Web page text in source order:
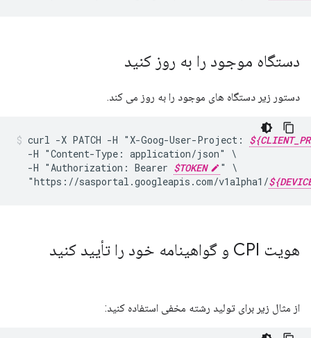
دستگاه موجود را به روز کنید
دستور زیر دستگاه های موجود را به روز می کند.
curl -X PATCH -H "X-Goog-User-Project:
-H "Content-Type: application/json"
-H "Authorization: Bearer $TOKEN "
"https://sasportal.googleapis.com/v1alpha1/
هویت CPI و گواهینامه خود را تأیید کنید
از مثال زیر برای تولید رشته مخفی استفاده کنید: